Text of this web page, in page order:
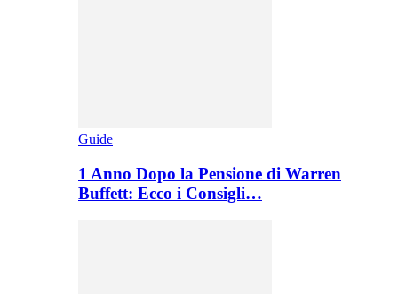
Guide
1 Anno Dopo la Pensione di Warren
Buffett: Ecco i Consigli…